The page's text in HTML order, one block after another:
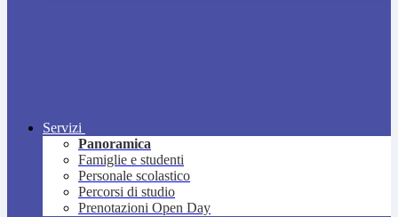
Servizi
Panoramica
Famiglie e studenti
Personale scolastico
Percorsi di studio
Prenotazioni Open Day